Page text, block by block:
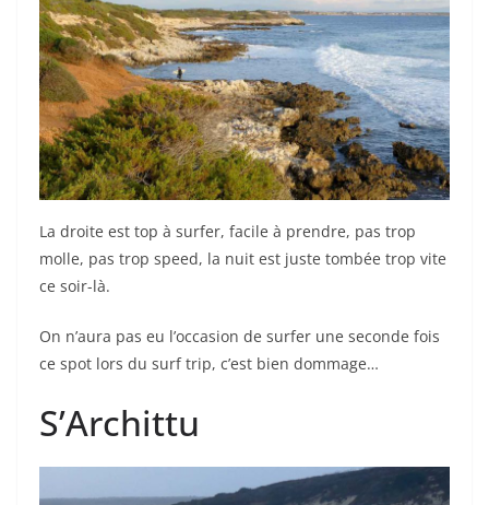
La droite est top à surfer, facile à prendre, pas trop
molle, pas trop speed, la nuit est juste tombée trop vite
ce soir-là.
On n’aura pas eu l’occasion de surfer une seconde fois
ce spot lors du surf trip, c’est bien dommage…
S’Archittu